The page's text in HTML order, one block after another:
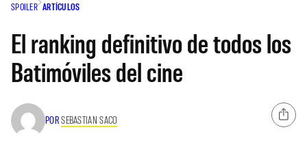
SPOILER ARTÍCULOS
El ranking definitivo de todos los
Batimóviles del cine
PORSEBASTIAN SACO